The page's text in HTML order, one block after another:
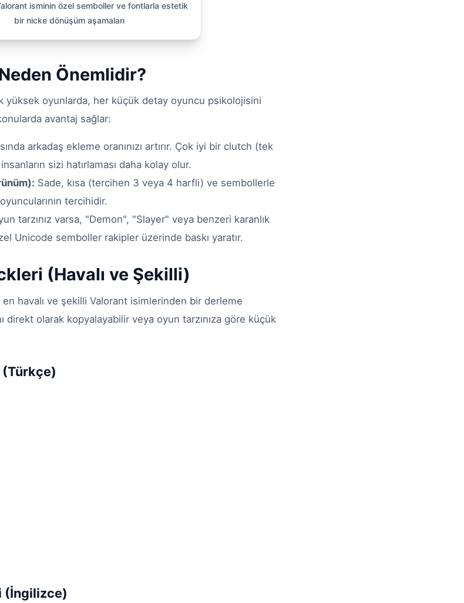
isminin özel semboller ve fontlarla estetik
bir nicke dönüşüm aşamaları
Önemlidir?
yüksek oyunlarda, her küçük detay oyuncu psikolojisini
avantaj sağlar:
arkadaş ekleme oranınızı artırır. Çok iyi bir clutch (tek
sizi hatırlaması daha kolay olur.
Sade, kısa (tercihen 3 veya 4 harfli) ve sembollerle
tercihidir.
tarzınız varsa, "Demon", "Slayer" veya benzeri karanlık
Unicode semboller rakipler üzerinde baskı yaratır.
(Havalı ve Şekilli)
havalı ve şekilli Valorant isimlerinden bir derleme
direkt olarak kopyalayabilir veya oyun tarzınıza göre küçük
(Türkçe)
(İngilizce)